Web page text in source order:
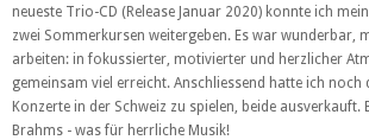
neueste Trio-CD (Release Januar 2020) konnte ich
zwei Sommerkursen weitergeben. Es war wunderbar,
arbeiten: in fokussierter, motivierter und herzlicher
gemeinsam viel erreicht. Anschliessend hatte ich noch
Konzerte in der Schweiz zu spielen, beide ausverkauft.
Brahms - was für herrliche Musik!